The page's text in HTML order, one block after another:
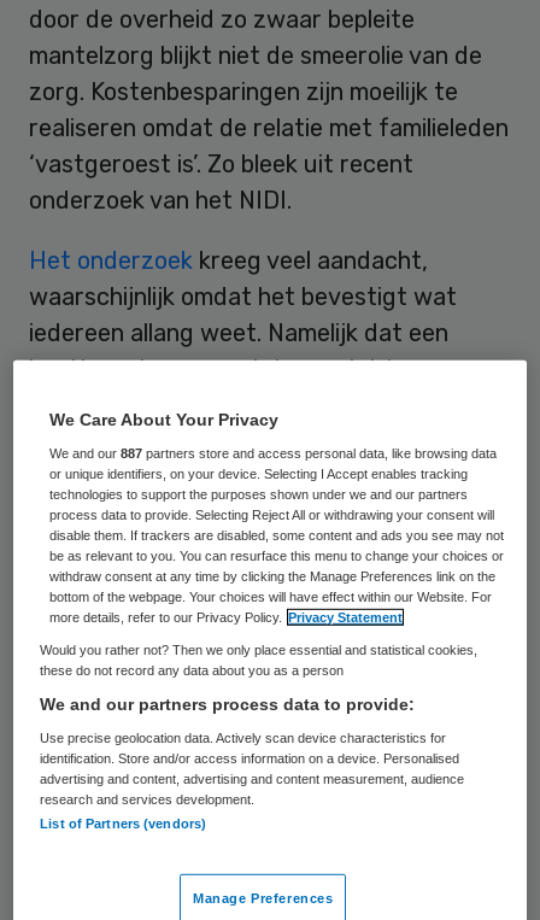
door de overheid zo zwaar bepleite
mantelzorg blijkt niet de smeerolie van de
zorg. Kostenbesparingen zijn moeilijk te
realiseren omdat de relatie met familieleden
‘vastgeroest is’. Zo bleek uit recent
onderzoek van het NIDI.
Het onderzoek kreeg veel aandacht,
waarschijnlijk omdat het bevestigt wat
iedereen allang weet. Namelijk dat een
beetje serieuze mantelzorg niet te
opvoeden van je eigen kinderen. Zeker niet
als je ouders ook nog eens ver weg wonen.
Het onderzoek haalde bijna alle pers van
Elsevier tot Trouw en zo ongeveer alles wat
daartussen inzit. Het is mij dan ook een
compleet raadsel dat de hamvraag nergens
weerklonk. Hoe kan het dat politici en
beleidsmakers in de zorg zich niet en masse
afvroegen hoe de zorg dan wél betaalbaar
georganiseerd kan worden?
Sandwichgeneratie
We Care About Your Privacy
We and our887 partners store and access personal data, like browsing data
or unique identifiers, on your device. Selecting I Accept enables tracking
technologies to support the purposes shown under we and our partners
process data to provide. Selecting Reject All or withdrawing your consent will
disable them. If trackers are disabled, some content and ads you see may not
be as relevant to you. You can resurface this menu to change your choices or
withdraw consent at any time by clicking the Manage Preferences link on the
bottom of the webpage. Your choices will have effect within our Website. For
more details, refer to our Privacy Policy.
Privacy Statement
Would you rather not? Then we only place essential and statistical cookies,
these do not record any data about you as a person
We and our partners process data to provide:
Use precise geolocation data. Actively scan device characteristics for
identification. Store and/or access information on a device. Personalised
advertising and content, advertising and content measurement, audience
research and services development.
List of Partners (vendors)
Manage Preferences